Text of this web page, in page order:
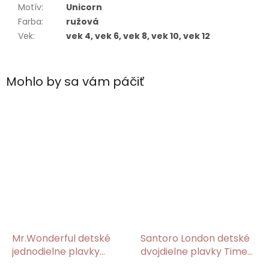
Mohlo by sa vám páčiť
Mr.Wonderful detské
jednodielne plavky
Santoro London detské
dvojdielne plavky Time
Motív:
Unicorn
Farba:
ružová
Vek: vek 4, vek 6, vek 8, vek 10, vek 12